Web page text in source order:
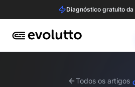
Diagnóstico gratuito
Todos os artigos